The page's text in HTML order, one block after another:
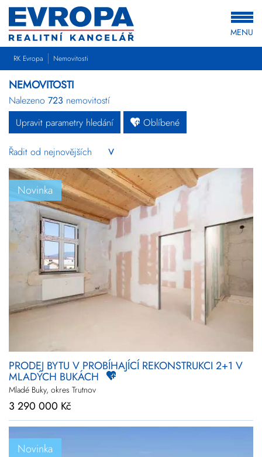
MENU
RK Evropa Nemovitosti
NEMOVITOSTI
Nalezeno 723 nemovitostí
Upravit parametry hledání
Oblíbené
Novinka
PRODEJ BYTU V PROBÍHAJÍCÍ REKONSTRUKCI 2+1 V
MLADÝCH BUKÁCH
Mladé Buky, okres Trutnov
3 290 000 Kč
Novinka
Byty Domy Pozemky
Komerční Ostatní Developerské
projekty
Zlevněné
Kraj Vyberte kraje
Upřesnit
lokalitu
Cena